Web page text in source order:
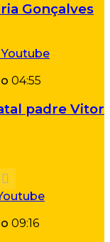
Gonçalves
04:55
padre Vitor
09:16